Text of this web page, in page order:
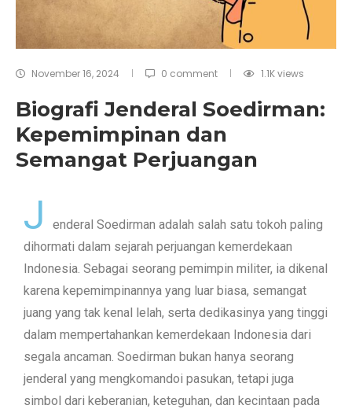
November 16, 2024 0 comment 1.1Kviews
Biografi Jenderal Soedirman:
Kepemimpinan dan
Semangat Perjuangan
J
enderal Soedirman adalah salah satu tokoh paling
dihormati dalam sejarah perjuangan kemerdekaan
Indonesia. Sebagai seorang pemimpin militer, ia dikenal
karena kepemimpinannya yang luar biasa, semangat
juang yang tak kenal lelah, serta dedikasinya yang tinggi
dalam mempertahankan kemerdekaan Indonesia dari
segala ancaman. Soedirman bukan hanya seorang
jenderal yang mengkomandoi pasukan, tetapi juga
simbol dari keberanian, keteguhan, dan kecintaan pada